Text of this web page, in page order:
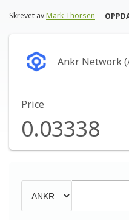
Skrevet avMark Thorsen -
Ankr Network
Price
0.03338